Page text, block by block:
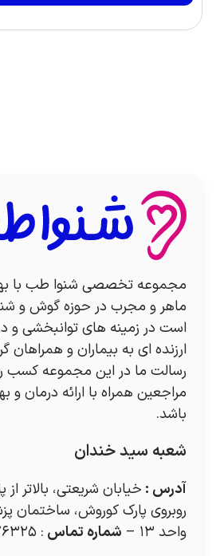
مجموعه تخصصی شنوا طب با
ماهر و مجرب در حوزه گوش و
است در زمینه های توانبخشی و
ارزنده ای به بیماران و همراهان
رسالت ما در این مجموعه کسب
مراجعین همراه با ارائه درمان و
باشد.
شعبه سید خندان
آدرس : خیابان شریعتی، بالاتر
روبروی پارک کوروش، ساختمان
واحد ۱۳ –
شماره تماس : ۲۲۸۷۶۳۲۵